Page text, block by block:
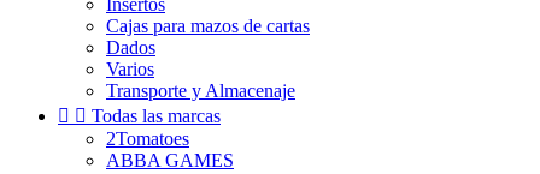
Insertos
Cajas para mazos de cartas
Dados
Varios
Transporte y Almacenaje
  Todas las marcas
2Tomatoes
ABBA GAMES